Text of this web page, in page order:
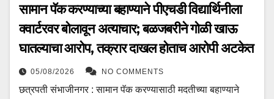
सामान पॅक करण्याच्या बहाण्याने पीएचडी विद्यार्थिनीला
क्वार्टरवर बोलावून अत्याचार; बळजबरीने गोळी खाऊ
घातल्याचा आरोप, तक्रार दाखल होताच आरोपी अटकेत
05/08/2026 NO COMMENTS
छत्रपती संभाजीनगर : सामान पॅक करण्यासाठी मदतीच्या बहाण्याने